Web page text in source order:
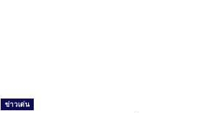
ข่าวเด่น